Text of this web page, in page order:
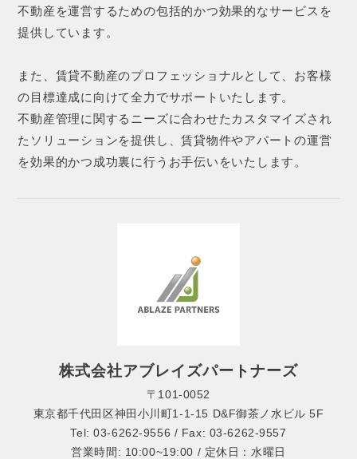
不動産を運営するための包括的かつ効果的なサービスを
提供しています。
また、賃貸不動産のプロフェッショナルとして、お客様
の目標達成に向けて全力でサポートいたします。
不動産管理に関するニーズに合わせたカスタマイズされ
たソリューションを提供し、賃貸物件やアパートの運営
を効果的かつ成功裏に行うお手伝いをいたします。
株式会社アブレイズパートナーズ
〒101-0052
東京都千代田区神田小川町1-1-15 D&F御茶ノ水ビル 5F
Tel: 03-6262-9556 / Fax: 03-6262-9557
営業時間: 10:00~19:00 / 定休日：水曜日